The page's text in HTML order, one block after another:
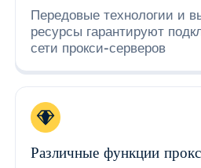
Передовые технологии и
ресурсы гарантируют
сети прокси-серверов
Различные функции